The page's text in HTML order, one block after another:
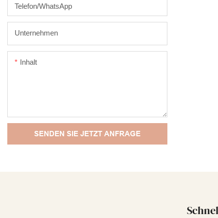
Telefon/WhatsApp
Unternehmen
Inhalt
SENDEN SIE JETZT ANFRAGE